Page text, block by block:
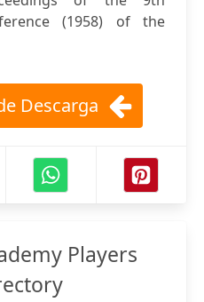
(1958) of the
Descarga
Players